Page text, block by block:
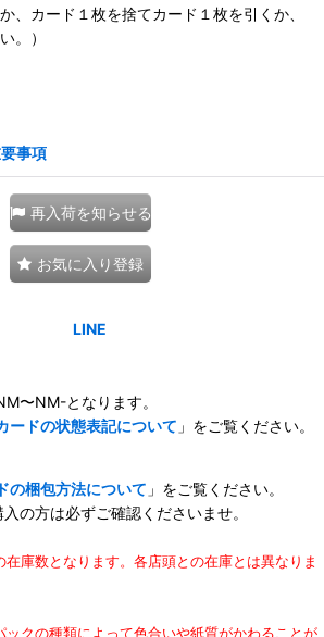
、カード１枚を捨てカード１枚を引くか、
。）
事項
再入荷を知らせる
お気に入り登録
〜NM-となります。
ードの状態表記について 」をご覧ください。
の梱包方法について 」をご覧ください。
の方は必ずご確認くださいませ。
庫数となります。各店頭との在庫とは異なりま
クの種類によって色合いや紙質がかわることが